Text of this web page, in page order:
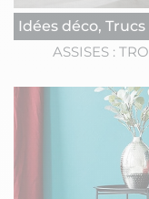
Idées déco,
ASSISES :